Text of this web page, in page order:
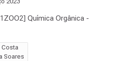
Química Orgânica -
Costa
Soares